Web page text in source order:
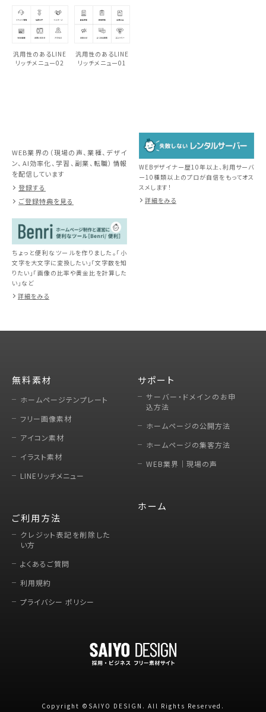
汎用性のあるLINE
リッチメニュー02
汎用性のあるLINE
リッチメニュー01
WEB業界の（現場の声、業種、デザイ
ン、AI効率化、学習、副業、転職）情報
を配信しています
登録する
ご登録特典を見る
WEBデザイナー歴10年以上、利用サーバ
ー10種類以上のプロが自信をもってオス
スメします！
詳細をみる
ちょっと便利なツールを作りました。「小
文字を大文字に変換したい」「文字数を知
りたい」「画像の比率や黄金比を計算した
い」など
詳細をみる
無料素材
ホームページテンプレート
フリー画像素材
アイコン素材
イラスト素材
LINEリッチメニュー
ご利用方法
クレジット表記を削除した
い方
よくあるご質問
利用規約
プライバシー ポリシー
サポート
サーバー・ドメインのお申
込方法
ホームページの公開方法
ホームページの集客方法
WEB業界｜現場の声
ホーム
Copyright ©SAIYO DESIGN. All Rights Reserved.